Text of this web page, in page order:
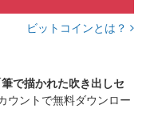
ビットコインとは？
で描かれた吹き出しセ
ウントで無料ダウンロー